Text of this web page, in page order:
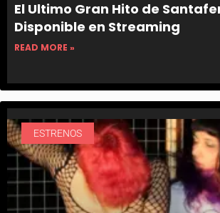
El Ultimo Gran Hito de
Disponible en Streaming
READ MORE »
ESTRENOS